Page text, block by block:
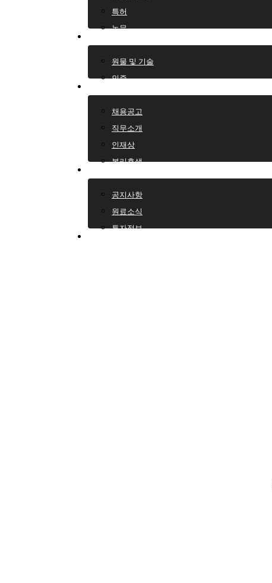
Hit enter to search or ESC to close
특허
논문
원물 및 기술
인증
채용공고
직무소개
인재상
복리후생
공지사항
원료소식
투자정보